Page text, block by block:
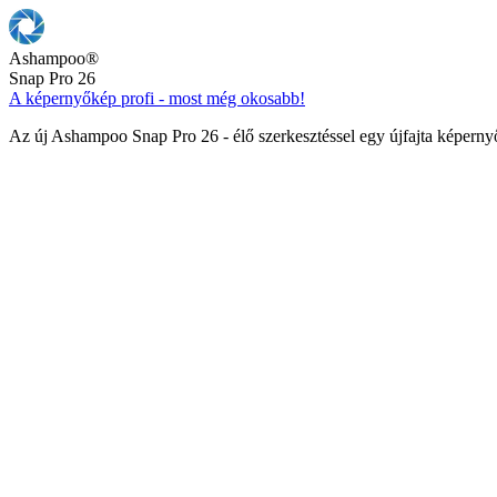
Ashampoo®
Snap Pro 26
A képernyőkép profi - most még okosabb!
Az új Ashampoo Snap Pro 26 - élő szerkesztéssel egy újfajta